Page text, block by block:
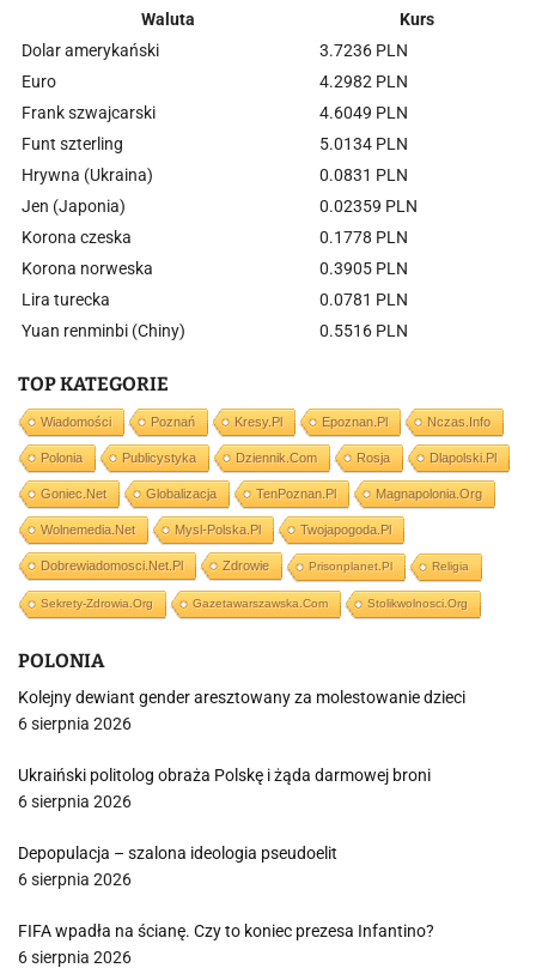
Waluta
Kurs
Dolar amerykański
3.7236 PLN
Euro
4.2982 PLN
Frank szwajcarski
4.6049 PLN
Funt szterling
5.0134 PLN
Hrywna (Ukraina)
0.0831 PLN
Jen (Japonia)
0.02359 PLN
Korona czeska
0.1778 PLN
Korona norweska
0.3905 PLN
Lira turecka
0.0781 PLN
Yuan renminbi (Chiny)
0.5516 PLN
TOP KATEGORIE
Wiadomości Poznań Kresy.pl Epoznan.pl Nczas.info
Polonia Publicystyka Dziennik.com Rosja Dlapolski.pl
Goniec.net Globalizacja TenPoznan.pl Magnapolonia.org
Wolnemedia.net Mysl-Polska.pl Twojapogoda.pl
Dobrewiadomosci.net.pl Zdrowie Prisonplanet.pl Religia
Sekrety-Zdrowia.org Gazetawarszawska.com Stolikwolnosci.org
POLONIA
Kolejny dewiant gender aresztowany za molestowanie dzieci
6 sierpnia 2026
Ukraiński politolog obraża Polskę i żąda darmowej broni
6 sierpnia 2026
Depopulacja – szalona ideologia pseudoelit
6 sierpnia 2026
FIFA wpadła na ścianę. Czy to koniec prezesa Infantino?
6 sierpnia 2026